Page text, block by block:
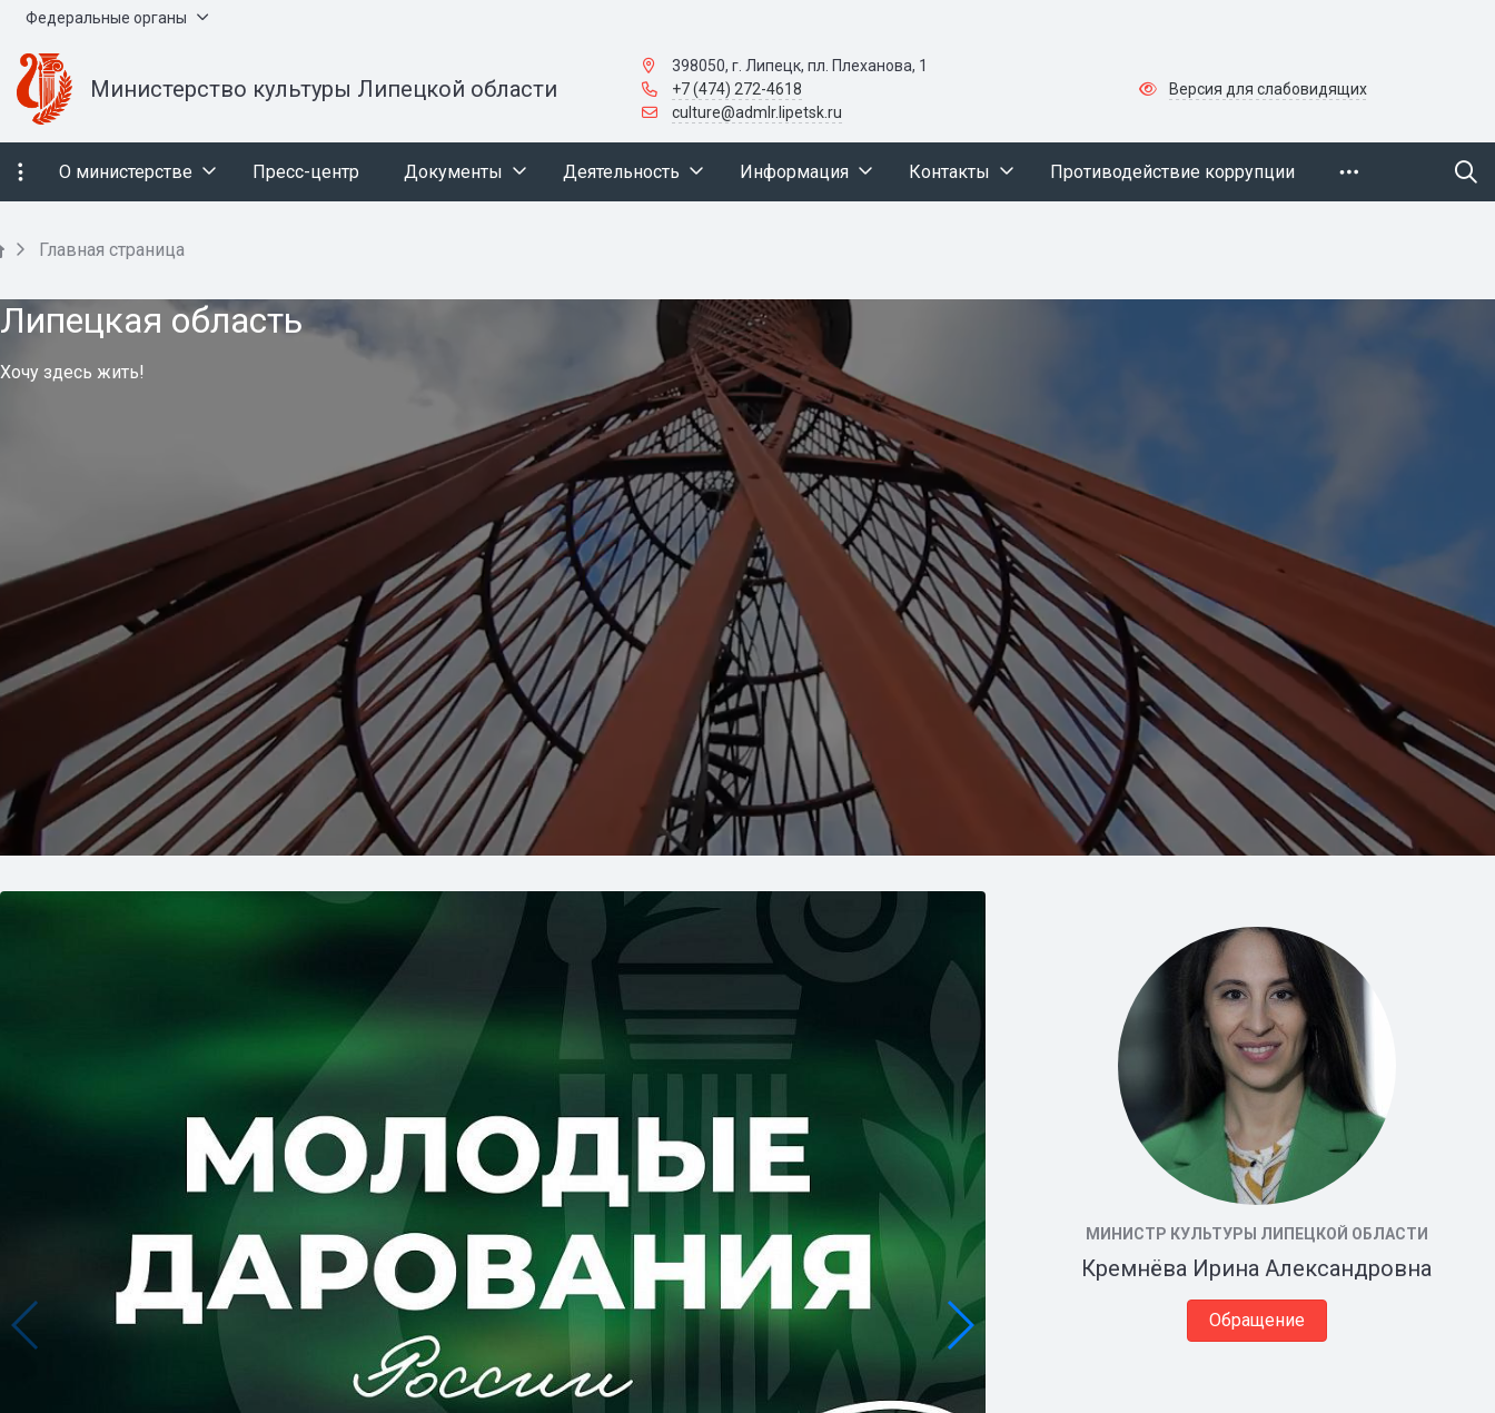
Федеральные органы
Министерство культуры Липецкой области
398050, г. Липецк, пл. Плеханова, 1
+7 (474) 272-4618
culture@admlr.lipetsk.ru
Версия для слабовидящих
О министерстве Пресс-центр Документы Деятельность Информация Контакты Противодействие коррупции
Главная страница
Липецкая область
Хочу здесь жить!
Липецкая область
Хочу здесь жить!
Липецкая область
Хочу здесь жить!
МИНИСТР КУЛЬТУРЫ ЛИПЕЦКОЙ ОБЛАСТИ
Кремнёва Ирина Александровна
Обращение